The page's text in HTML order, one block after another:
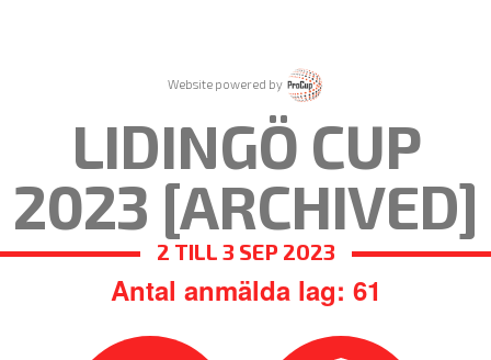
Website powered by
LIDINGÖ CUP
2023 [ARCHIVED]
2 TILL 3 SEP 2023
Antal anmälda lag: 61